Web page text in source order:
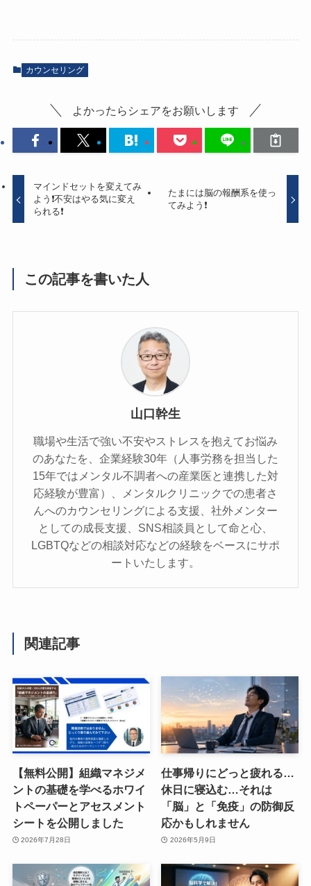
カウンセリング
よかったらシェアをお願いします
マインドセットを変えてみ
よう❗️不安はやる気に変え
られる❗️
たまには脳の報酬系を使っ
てみよう❗️
この記事を書いた人
山口幹生
職場や生活で強い不安やストレスを抱えてお悩み
のあなたを、企業経験30年（人事労務を担当した
15年ではメンタル不調者への産業医と連携した対
応経験が豊富）、メンタルクリニックでの患者さ
んへのカウンセリングによる支援、社外メンター
としての成長支援、SNS相談員として命と心、
LGBTQなどの相談対応などの経験をベースにサポ
ートいたします。
関連記事
【無料公開】組織マネジメ
ントの基礎を学べるホワイ
トペーパーとアセスメント
シートを公開しました
2026年7月28日
仕事帰りにどっと疲れる…
休日に寝込む…それは
「脳」と「免疫」の防御反
応かもしれません
2026年5月9日